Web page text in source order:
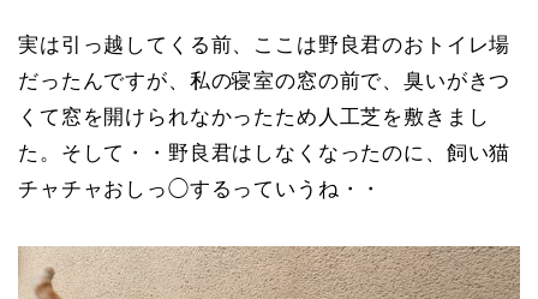
実は引っ越してくる前、ここは野良君のおトイレ場
だったんですが、私の寝室の窓の前で、臭いがきつ
くて窓を開けられなかったため人工芝を敷きまし
た。そして・・野良君はしなくなったのに、飼い猫
チャチャおしっ◯するっていうね・・